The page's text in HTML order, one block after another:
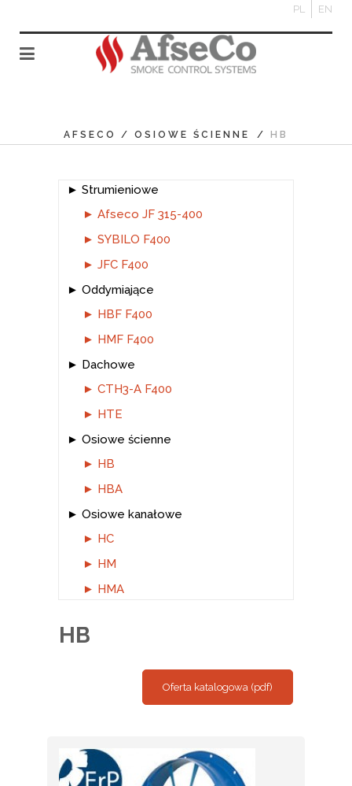
PL EN
AFSECO / OSIOWE ŚCIENNE / HB
Strumieniowe
Afseco JF 315-400
SYBILO F400
JFC F400
Oddymiające
HBF F400
HMF F400
Dachowe
CTH3-A F400
HTE
Osiowe ścienne
HB
HBA
Osiowe kanałowe
HC
HM
HMA
HB
Oferta katalogowa (pdf)